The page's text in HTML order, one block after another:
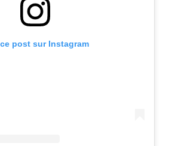
post sur Instagram